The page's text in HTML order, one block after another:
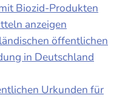
Biozid-Produkten
anzeigen
öffentlichen
in Deutschland
Urkunden für